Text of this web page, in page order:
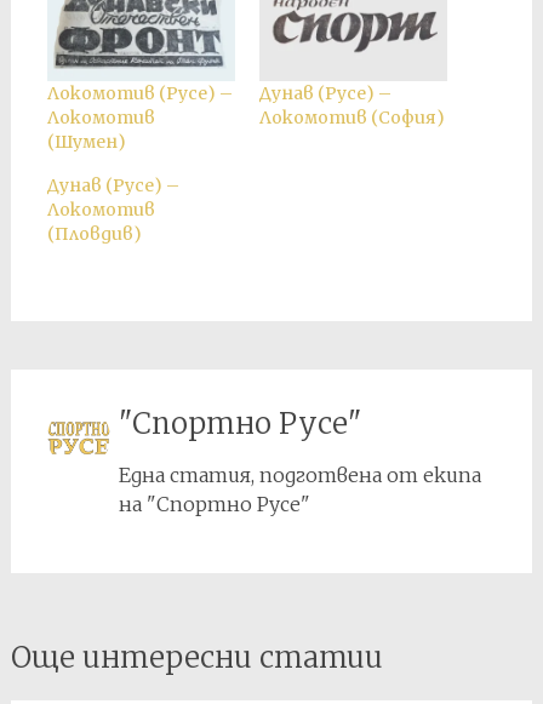
Локомотив (Русе) –
Локомотив
(Шумен)
Дунав (Русе) –
Локомотив (София)
Дунав (Русе) –
Локомотив
(Пловдив)
"Спортно Русе"
Една статия, подготвена от екипа
на "Спортно Русе"
Post
navigation
Още интересни статии